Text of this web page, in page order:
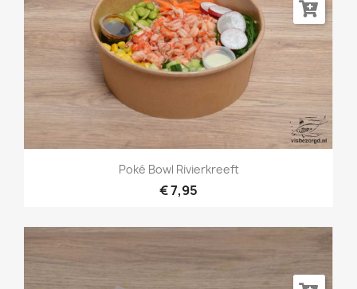
Poké Bowl Rivierkreeft
€ 7,95